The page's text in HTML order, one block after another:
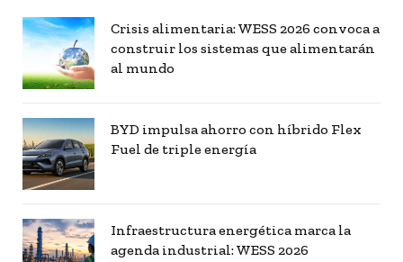
Crisis alimentaria: WESS 2026 convoca a
construir los sistemas que alimentarán
al mundo
BYD impulsa ahorro con híbrido Flex
Fuel de triple energía
Infraestructura energética marca la
agenda industrial: WESS 2026